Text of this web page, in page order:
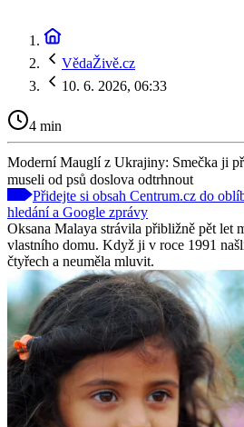
VědaŽivě.cz
10. 6. 2026, 06:33
4 min
Moderní Mauglí z Ukrajiny: Smečka ji
museli od psů doslova odtrhnout
Přidejte si obsah Centrum.cz do
hledání a Google zprávy
Oksana Malaya strávila přibližně pět let
vlastního domu. Když ji v roce 1991
čtyřech a neuměla mluvit.